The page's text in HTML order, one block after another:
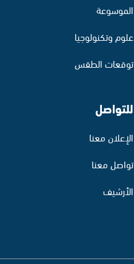
الموسوعة
علوم وتكنولوجيا
توقعات الطقس
للتواصل
الإعلان معنا
تواصل معنا
الأرشيف